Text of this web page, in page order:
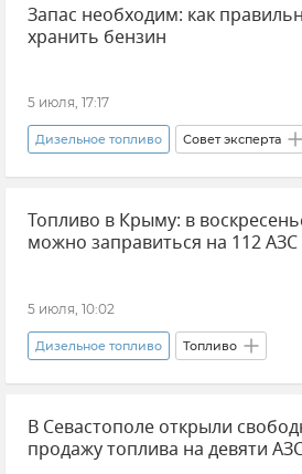
Новости Импорт
Запас необходим: как
хранить бензин
5 июля, 17:17
Дизельное топливо Совет эксперта
Топливо Топливо в Крыму
Дефицит топлива в Крыму
Топливо в Крыму: в
можно заправиться на 112 АЗС
5 июля, 10:02
Дизельное топливо Топливо
Топливо в Крыму Дефицит
Новости Крыма Крым АЗС
Бензин
В Севастополе открыли
продажу топлива на девяти